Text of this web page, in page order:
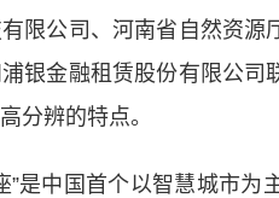
限公司、河南省自然资
银金融租赁股份有限公
分辨的特点。
中国首个以智慧城市为